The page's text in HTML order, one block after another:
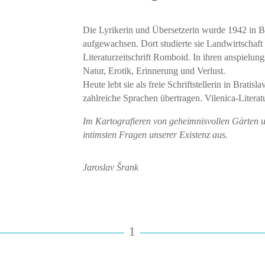
Die Lyrikerin und Übersetzerin wurde 1942 in
aufgewachsen. Dort studierte sie
Literatur­zeitschrift Romboid. In ihren
Natur, Erotik, Erinnerung und Verlust.
Heute lebt sie als freie Schriftstellerin in
zahlreiche Sprachen übertragen. Vilenica-
Im Kartografieren von geheimnisvollen Gärten
intimsten Fragen unserer Existenz aus.
Jaroslav Šrank
1